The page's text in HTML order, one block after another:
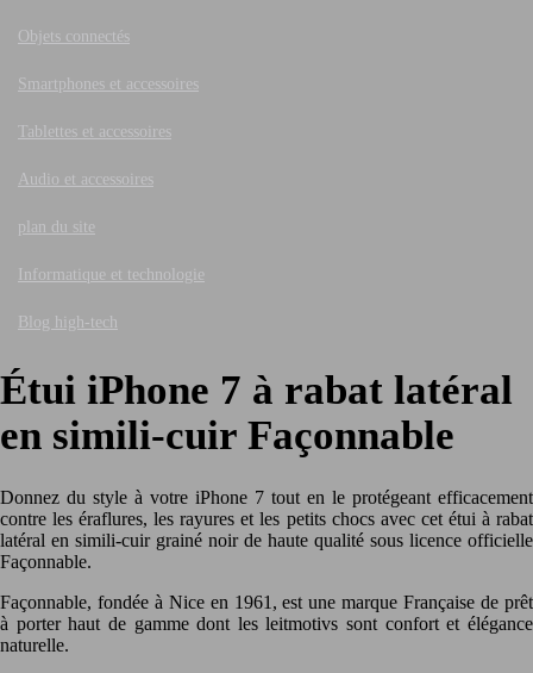
Objets connectés
Smartphones et accessoires
Tablettes et accessoires
Audio et accessoires
plan du site
Informatique et technologie
Blog high-tech
Étui iPhone 7 à rabat latéral
en simili-cuir Façonnable
Donnez du style à votre iPhone 7 tout en le protégeant efficacement
contre les éraflures, les rayures et les petits chocs avec cet étui à rabat
latéral en simili-cuir grainé noir de haute qualité sous licence officielle
Façonnable.
Façonnable, fondée à Nice en 1961, est une marque Française de prêt
à porter haut de gamme dont les leitmotivs sont confort et élégance
naturelle.